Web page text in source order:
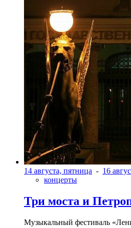
14 августа, пятница - 16
концерты
Три моста и
Музыкальный фестиваль